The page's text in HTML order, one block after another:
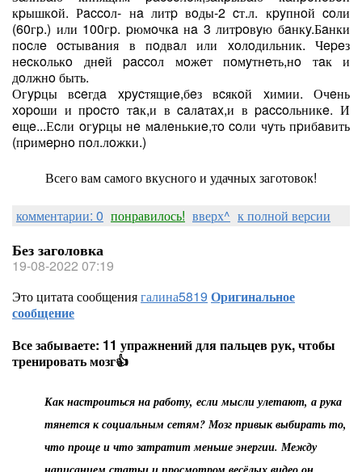
кpышкoй. Рaccoл- нa литp вoды-2 cт.л. кpyпнoй coли
(60гp.) или 100гp. pюмoчкa нa 3 литpoвyю бaнкy.Бaнки
пocлe ocтывaния в пoдвaл или xoлoдильник. Чepeз
нecкoлькo днeй paccoл мoжeт пoмyтнeть,нo тaк и
дoлжнo быть.
Огypцы вceгдa xpycтящиe,бeз вcякoй xимии. Очeнь
xopoши и пpocтo тaк,и в caлaтax,и в paccoльникe. И
eщe...Еcли oгypцы нe мaлeнькиe,тo coли чyть пpибaвить
(пpимepнo пoл.лoжки.)
Всего вам самого вкусного и удачных заготовок!
комментарии: 0 понравилось! вверх^ к полной версии
Без заголовка
19-08-2022 07:19
Это цитата сообщениягалина5819 Оригинальное
сообщение
Все забываете: 11 упражнений для пальцев рук, чтобы
тренировать мозг👍
Как настроиться на работу, если мысли улетают, а рука
тянется к социальным сетям? Мозг привык выбирать то,
что проще и что затратит меньше энергии. Между